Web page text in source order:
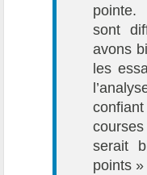
sont
avons
les
serait
points »